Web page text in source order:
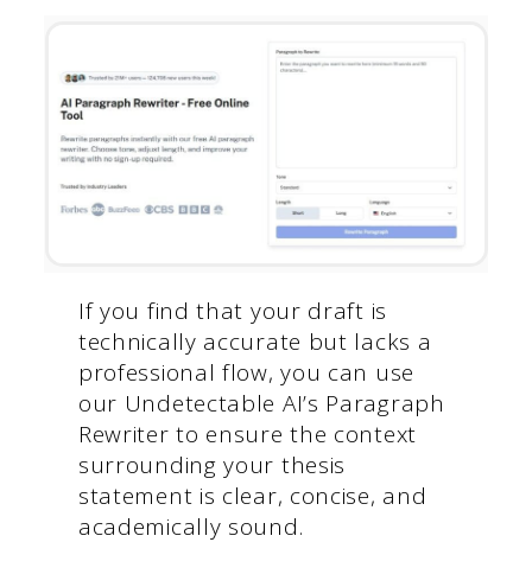
If you find that your draft is
technically accurate but lacks a
professional flow, you can use
our Undetectable AI’s Paragraph
Rewriter to ensure the context
surrounding your thesis
statement is clear, concise, and
academically sound.